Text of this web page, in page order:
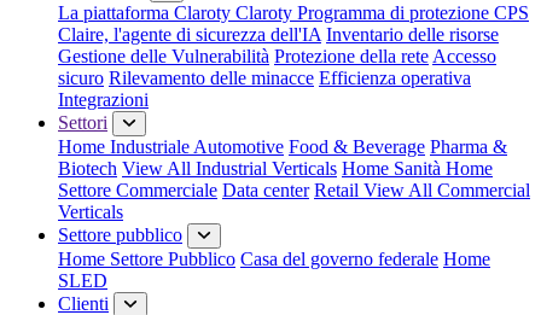
La piattaforma Claroty Claroty Programma di protezione CPS
Claire, l'agente di sicurezza dell'IA Inventario delle risorse
Gestione delle Vulnerabilità Protezione della rete Accesso
sicuro Rilevamento delle minacce Efficienza operativa
Integrazioni
Settori
Home Industriale Automotive Food & Beverage Pharma &
Biotech View All Industrial Verticals Home Sanità Home
Settore Commerciale Data center Retail View All Commercial
Verticals
Settore pubblico
Home Settore Pubblico Casa del governo federale Home
SLED
Clienti